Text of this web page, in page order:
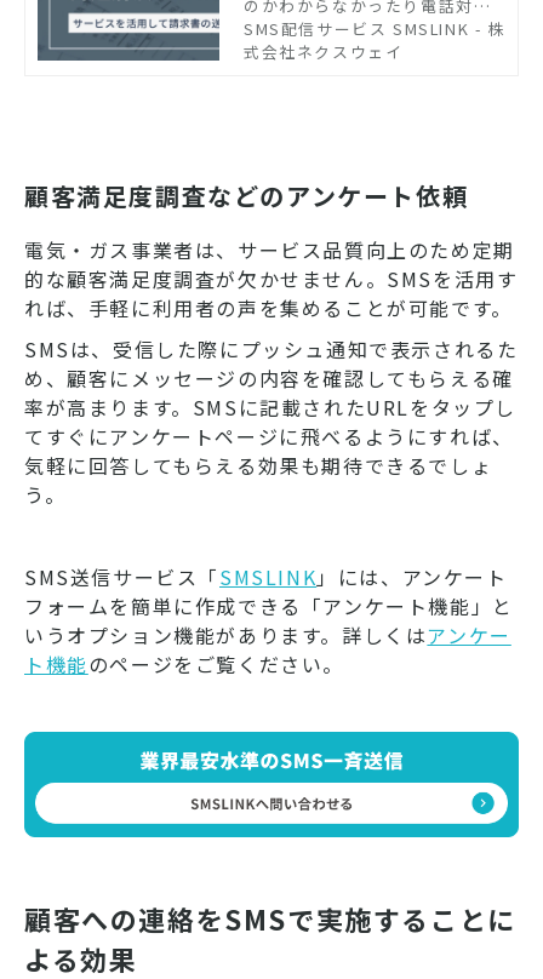
のかわからなかったり電話対応
の手間がかかるといった問題が
発生しがちです。請求業務はSM
SMS配信サービス SMSLINK - 株
式会社ネクスウェイ
顧客満足度調査などのアンケート依頼
電気・ガス事業者は、サービス品質向上のため定期
的な顧客満足度調査が欠かせません。SMSを活用す
れば、手軽に利用者の声を集めることが可能です。
SMSは、受信した際にプッシュ通知で表示されるた
め、顧客にメッセージの内容を確認してもらえる確
率が高まります。SMSに記載されたURLをタップし
てすぐにアンケートページに飛べるようにすれば、
気軽に回答してもらえる効果も期待できるでしょ
う。
SMS送信サービス「SMSLINK」には、アンケート
フォームを簡単に作成できる「アンケート機能」と
いうオプション機能があります。詳しくはアンケー
ト機能のページをご覧ください。
顧客への連絡をSMSで実施することに
よる効果